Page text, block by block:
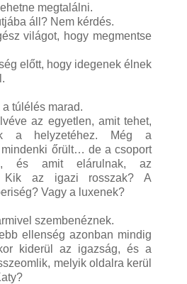
megtalálni.
áll? Nem kérdés.
világot, hogy megmentse
előtt, hogy idegenek élnek
túlélés marad.
az egyetlen, amit tehet,
a helyzetéhez. Még a
mindenki őrült… de a csoport
és amit elárulnak, az
Kik az igazi rosszak? A
Vagy a luxenek?
szembenéznek.
ellenség azonban mindig
kiderül az igazság, és a
melyik oldalra kerül